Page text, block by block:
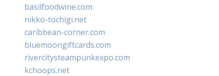
basilfoodwine.com
nikko-tochigi.net
caribbean-corner.com
bluemoongiftcards.com
rivercitysteampunkexpo.com
kchoops.net